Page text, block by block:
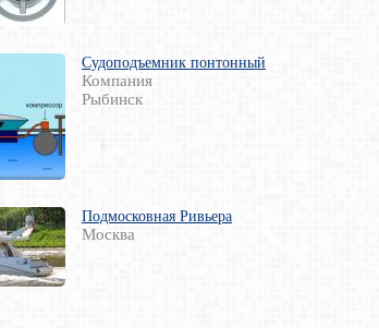
Судоподъемник понтонный
Компания
Рыбинск
Подмосковная Ривьера
Москва